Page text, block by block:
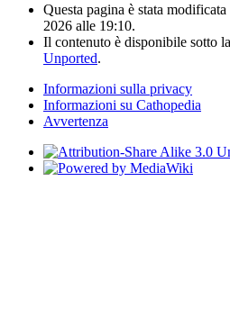
Questa pagina è stata
2026 alle 19:10.
Il contenuto è disponibile sotto la
Unported.
Informazioni sulla privacy
Informazioni su Cathopedia
Avvertenza